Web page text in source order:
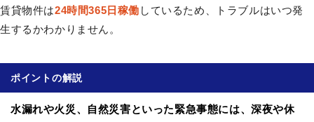
賃貸物件は24時間365日稼働 しているため、トラブルはいつ発
生するかわかりません。
ポイントの解説
水漏れや火災、自然災害といった緊急事態には、深夜や休